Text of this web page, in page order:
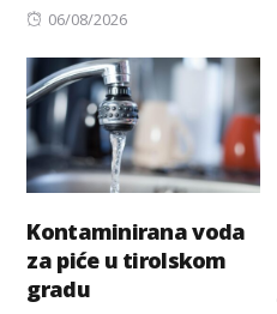
Posted
06/08/2026
Kontaminirana voda
za piće u tirolskom
gradu